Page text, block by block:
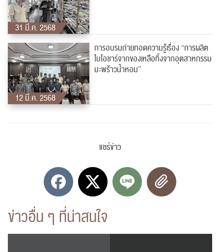
ค้นหา
สำหรับ:
31 มี.ค. 2568
12 มี.ค. 2568
การอบรมถ่ายทอดความรู้เรื่อง “การผลิต
ไบโอชาร์จากของเหลือทิ้งจากอุตสาหกรรม
มะพร้าวน้ำหอม”
แชร์ข่าว
ข่าวอื่น ๆ ที่น่าสนใจ
ส่งข่าวประชาสัมพันธ์
ส่งข่าวประชาสัมพันธ์